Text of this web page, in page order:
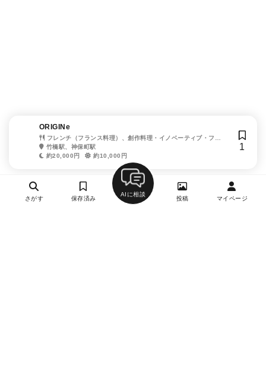
ORIGINe
フレンチ（フランス料理）、創作料理・イノベーティブ・フュ
ージョン、ワイン、海鮮・シーフード、ジビエ料理
竹橋駅、神保町駅
約20,000円
約10,000円
1
さがす 保存済み
AIに相談
投稿 マイページ